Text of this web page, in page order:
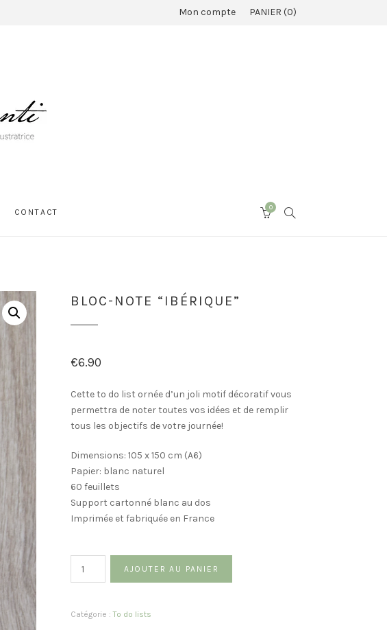
Mon compte PANIER 0
CONTACT
SEARCH
0
BLOC-NOTE “IBÉRIQUE”
€6.90
Cette to do list ornée d’un joli motif décoratif vous
permettra de noter toutes vos idées et de remplir
tous les objectifs de votre journée!
Dimensions: 105 x 150 cm (A6)
Papier: blanc naturel
60 feuillets
Support cartonné blanc au dos
Imprimée et fabriquée en France
AJOUTER AU PANIER
Catégorie :To do lists